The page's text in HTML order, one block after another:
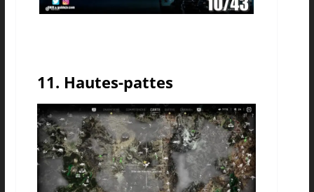
11. Hautes-pattes